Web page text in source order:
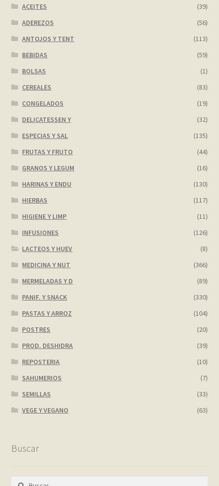
ACEITES
(39)
ADEREZOS
(56)
ANTOJOS Y TENT
(113)
BEBIDAS
(59)
BOLSAS
(1)
CEREALES
(83)
CONGELADOS
(19)
DELICATESSEN Y
(32)
ESPECIAS Y SAL
(135)
FRUTAS Y FRUTO
(44)
GRANOS Y LEGUM
(16)
HARINAS Y ENDU
(130)
HIERBAS
(117)
HIGIENE Y LIMP
(11)
INFUSIONES
(126)
LACTEOS Y HUEV
(8)
MEDICINA Y NUT
(366)
MERMELADAS Y D
(89)
PANIF. Y SNACK
(330)
PASTAS Y ARROZ
(104)
POSTRES
(20)
PROD. DESHIDRA
(39)
REPOSTERIA
(10)
SAHUMERIOS
(7)
SEMILLAS
(33)
VEGE Y VEGANO
(63)
Buscar
Buscar: